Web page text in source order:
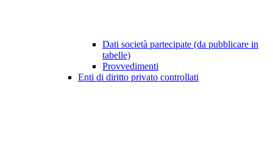
Dati società partecipate (da pubblicare in
tabelle)
Provvedimenti
Enti di diritto privato controllati